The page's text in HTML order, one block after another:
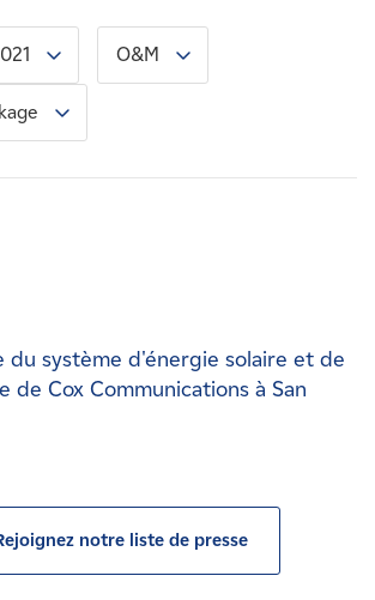
O&M
du système d'énergie solaire et de
de Cox Communications à San
notre liste de presse